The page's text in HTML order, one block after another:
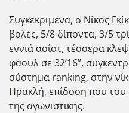
Συγκεκριμένα, ο Νίκος
βολές, 5/8 δίποντα, 3/5
εννιά ασίστ, τέσσερα
φάουλ σε 32’16’’,
σύστημα ranking, στην
Ηρακλή, επίδοση που του
της αγωνιστικής.